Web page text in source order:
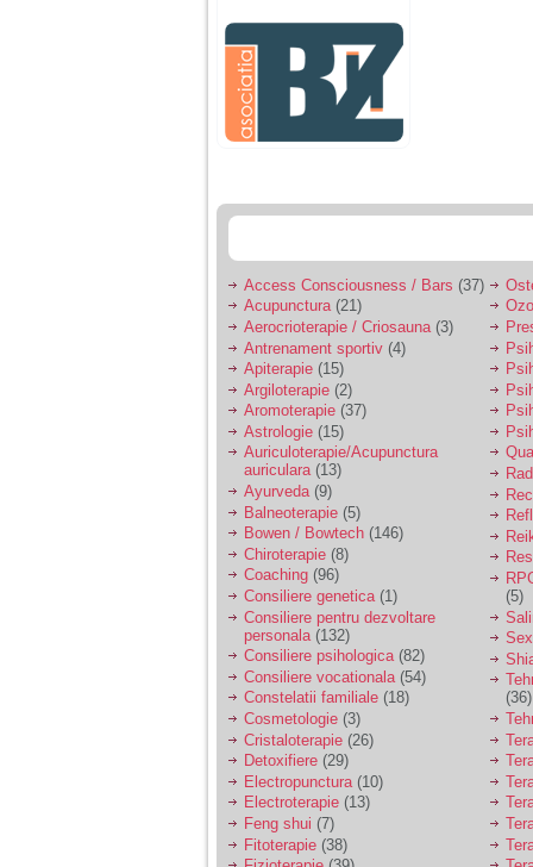
agresiva, orice
greseala era taxata cu
o palma sau pedepse.
De 4 ani am o relatie
serioasa cu un barbat
sa se manifeste o
Ma aflu aici pentru ca
vreau sa stiu daca am
nevoie de un psiholog
sau psihiatru.
Sunt casatorita, am
31 de ani si un copil in
varsta de 2 ani care
mi-e lumina ochilor.
De ceva timp simt ca
mi s-a adunat
oboseala, o oboseala
cronica de care nu pot
scapa si simt ca din
cauza ei nu pot
controla nervii si
cateodata are copilul
de suferit.
Am o bariera peste
care nu pot trece:
prietena mea a ramas
insarcinata cu o fata.
Am fost de comun
acord sa facem un
copil, cu gandul ca e
baiat.
Access Consciousness / Bars (37)
Acupunctura(21)
Aerocrioterapie / Criosauna (3)
Antrenament sportiv (4)
Apiterapie (15)
Argiloterapie (2)
Aromoterapie (37)
Astrologie (15)
Auriculoterapie/Acupunctura
auriculara(13)
Ayurveda(9)
Balneoterapie (5)
Bowen / Bowtech (146)
Chiroterapie (8)
Coaching (96)
Consiliere genetica(1)
Consiliere pentru dezvoltare
personala (132)
Consiliere psihologica(82)
Consiliere vocationala (54)
Constelatii familiale (18)
Cosmetologie (3)
Cristaloterapie (26)
Detoxifiere (29)
Electropunctura (10)
Electroterapie (13)
Feng shui (7)
Fitoterapie (38)
(5)
(36)